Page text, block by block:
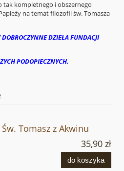
tak kompletnego i obszernego
na temat filozofii św. Tomasza
DZIEŁA FUNDACJI
PODOPIECZNYCH.
Św. Tomasz z Akwinu
35,90 zł
do koszyka